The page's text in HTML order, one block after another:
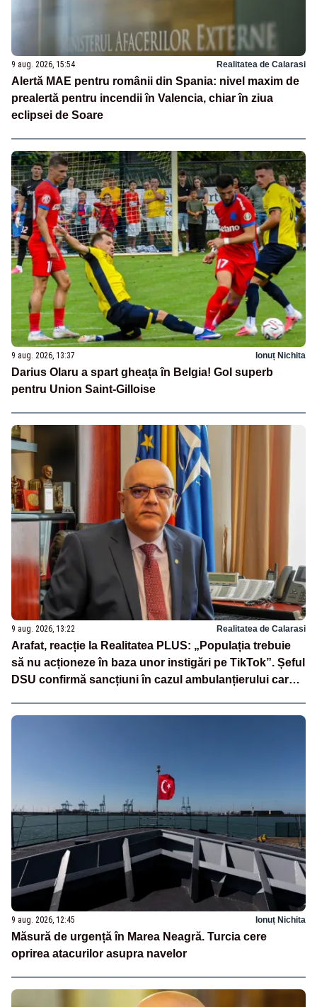
9 aug. 2026, 15:54 Realitatea de Calarasi
Alertă MAE pentru românii din Spania: nivel maxim de
prealertă pentru incendii în Valencia, chiar în ziua
eclipsei de Soare
9 aug. 2026, 13:37 Ionuț Nichita
Darius Olaru a spart gheața în Belgia! Gol superb
pentru Union Saint-Gilloise
9 aug. 2026, 13:22 Realitatea de Calarasi
Arafat, reacție la Realitatea PLUS: „Populația trebuie
să nu acționeze în baza unor instigări pe TikTok”. Șeful
DSU confirmă sancțiuni în cazul ambulanțierului care a
9 aug. 2026, 12:45 Ionuț Nichita
Măsură de urgență în Marea Neagră. Turcia cere
oprirea atacurilor asupra navelor